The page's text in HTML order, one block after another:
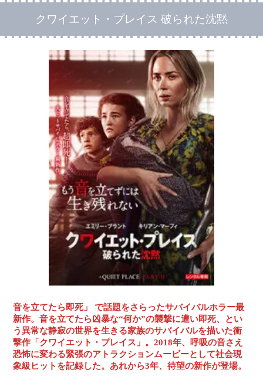
クワイエット・プレイス 破られた沈黙
音を立てたら即死」 で話題をさらったサバイバルホラー最
新作。音を立てたら凶暴な“何か”の襲撃に遭い即死、とい
う異常な静寂の世界を生きる家族のサバイバルを描いた衝
撃作「クワイエット・プレイス」。2018年、呼吸の音さえ
恐怖に変わる緊張のアトラクションムービーとして社会現
象級ヒットを記録した。あれから3年、待望の新作が登場。